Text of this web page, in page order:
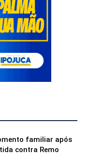
familiar após
contra Remo